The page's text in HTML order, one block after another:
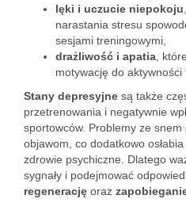
lęki i uczucie niepokoju
narastania stresu
sesjami treningowymi,
drażliwość i apatia ,
motywację do aktywności
Stany depresyjne są także
przetrenowania i negatywnie
sportowców. Problemy ze
objawom, co dodatkowo
zdrowie psychiczne. Dlatego
sygnały i podejmować
regenerację oraz